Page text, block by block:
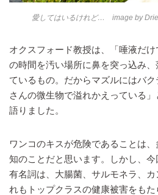
愛してはいるけれど… image by
オクスフォード教授は、「唾液だ
の時間を汚い場所に鼻を突っ込み
ているもの。だからマズルにはバク
さんの微生物で溢れかえっている」
語りました。
ワンコのキスが危険であることは
知のことだと思います。しかし、
有名詞は、大腸菌、サルモネラ、
れもトップクラスの健康被害をも